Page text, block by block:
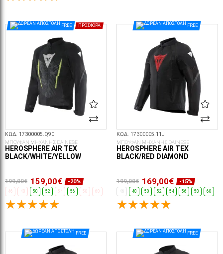
FREE ΠΡΟΣΦΟΡΆ
ΚΩΔ. 17300005.Q90
ΜΠΟΥΦΑΝ ΜΗΧΑΝΗΣ DAINESE
HEROSPHERE AIR TEX
BLACK/WHITE/YELLOW
199,00€ 159,00€ -20%
46 48 50 52 54 56 58 60
FREE
ΚΩΔ. 17300005.11J
ΜΠΟΥΦΑΝ ΜΗΧΑΝΗΣ DAINESE
HEROSPHERE AIR TEX
BLACK/RED DIAMOND
199,00€ 169,00€ -15%
46 48 50 52 54 56 58 60
FREE FREE